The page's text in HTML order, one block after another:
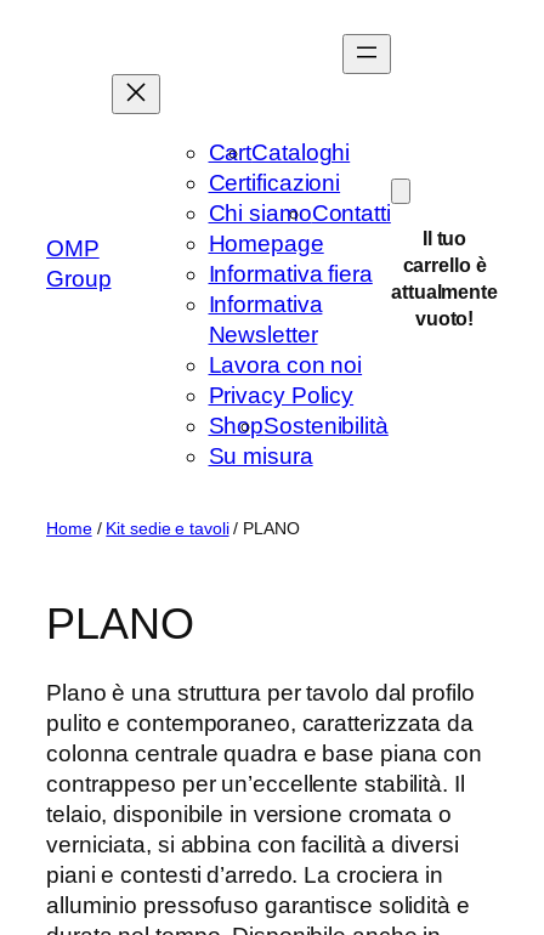
contenuto
OMP
Group
CartCataloghi
Certificazioni
Chi siamoContatti
Homepage
Informativa fiera
Informativa
Newsletter
Lavora con noi
Privacy Policy
ShopSostenibilità
Su misura
Il tuo
carrello è
attualmente
vuoto!
Home/ Kit sedie e tavoli/ PLANO
PLANO
Plano è una struttura per tavolo dal profilo
pulito e contemporaneo, caratterizzata da
colonna centrale quadra e base piana con
contrappeso per un’eccellente stabilità. Il
telaio, disponibile in versione cromata o
verniciata, si abbina con facilità a diversi
piani e contesti d’arredo. La crociera in
alluminio pressofuso garantisce solidità e